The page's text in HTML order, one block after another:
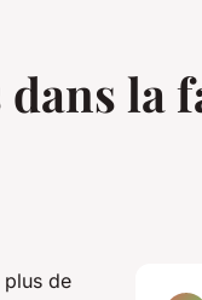
dans la
plus de